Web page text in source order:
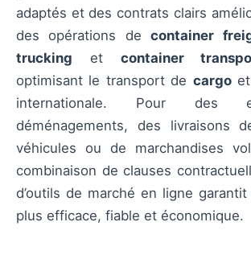
adaptés et des contrats clairs
des opérations decontainer
trucking et container
optimisant le transport de cargoet
internationale. Pour des
déménagements, des livraisons
véhicules ou de marchandises
combinaison de clauses
d’outils de marché en ligne
plus efficace, fiable et économique.